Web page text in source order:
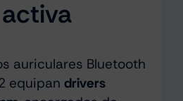
auriculares Bluetooth
equipan drivers